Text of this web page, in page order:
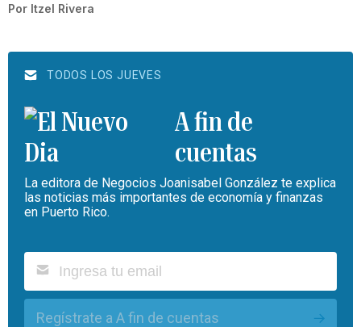
Por Itzel Rivera
TODOS LOS JUEVES
A fin de
cuentas
La editora de Negocios Joanisabel González te explica
las noticias más importantes de economía y finanzas
en Puerto Rico.
Regístrate a A fin de cuentas